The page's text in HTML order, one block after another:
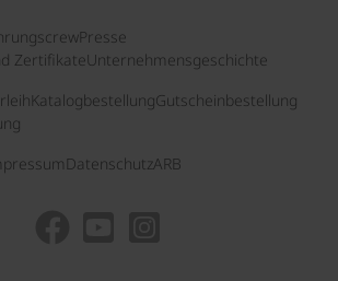
Presse
ZertifikateUnternehmensgeschichte
KatalogbestellungGutscheinbestellung
DatenschutzARB